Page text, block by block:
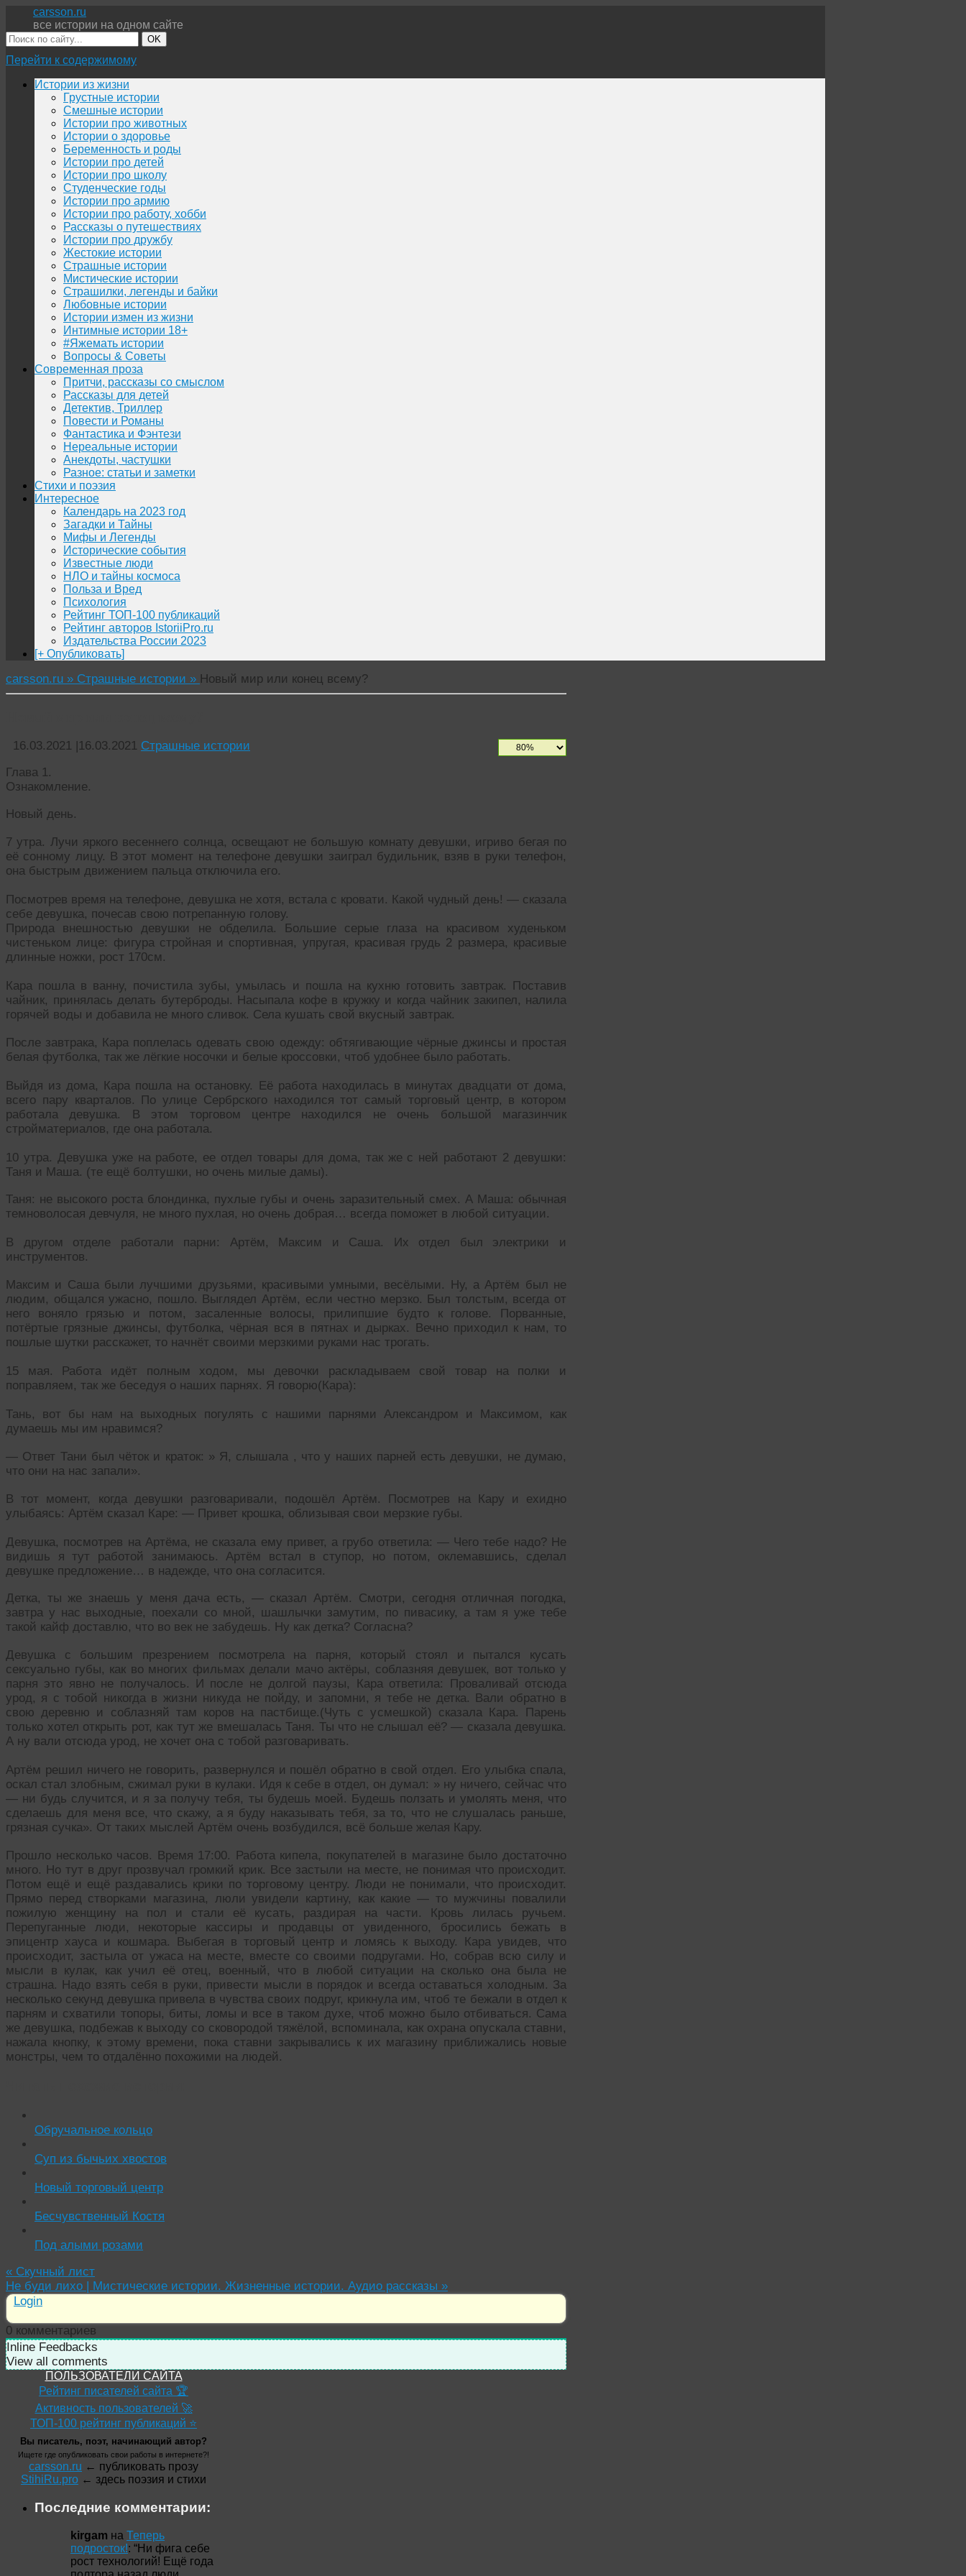
carsson.ru
все истории на одном сайте
OK
Перейти к содержимому
Истории из жизни
Грустные истории
Смешные истории
Истории про животных
Истории о здоровье
Беременность и роды
Истории про детей
Истории про школу
Студенческие годы
Истории про армию
Истории про работу, хобби
Рассказы о путешествиях
Истории про дружбу
Жестокие истории
Страшные истории
Мистические истории
Страшилки, легенды и байки
Любовные истории
Истории измен из жизни
Интимные истории 18+
#Яжемать истории
Вопросы & Советы
Современная проза
Притчи, рассказы со смыслом
Рассказы для детей
Детектив, Триллер
Повести и Романы
Фантастика и Фэнтези
Нереальные истории
Анекдоты, частушки
Разное: статьи и заметки
Стихи и поэзия
Интересное
Календарь на 2023 год
Загадки и Тайны
Мифы и Легенды
Исторические события
Известные люди
НЛО и тайны космоса
Польза и Вред
Психология
Рейтинг ТОП-100 публикаций
Рейтинг авторов IstoriiPro.ru
Издательства России 2023
[+ Опубликовать]
carsson.ru » Страшные истории » Новый мир или конец всему?
16.03.2021 |16.03.2021 Страшные истории
Глава 1.
Ознакомление.
Новый день.
7 утра. Лучи яркого весеннего солнца, освещают не большую комнату девушки, игриво бегая по
её сонному лицу. В этот момент на телефоне девушки заиграл будильник, взяв в руки телефон,
она быстрым движением пальца отключила его.
Посмотрев время на телефоне, девушка не хотя, встала с кровати. Какой чудный день! — сказала
себе девушка, почесав свою потрепанную голову.
Природа внешностью девушки не обделила. Большие серые глаза на красивом худеньком
чистеньком лице: фигура стройная и спортивная, упругая, красивая грудь 2 размера, красивые
длинные ножки, рост 170см.
Кара пошла в ванну, почистила зубы, умылась и пошла на кухню готовить завтрак. Поставив
чайник, принялась делать бутерброды. Насыпала кофе в кружку и когда чайник закипел, налила
горячей воды и добавила не много сливок. Села кушать свой вкусный завтрак.
После завтрака, Кара поплелась одевать свою одежду: обтягивающие чёрные джинсы и простая
белая футболка, так же лёгкие носочки и белые кроссовки, чтоб удобнее было работать.
Выйдя из дома, Кара пошла на остановку. Её работа находилась в минутах двадцати от дома,
всего пару кварталов. По улице Сербрского находился тот самый торговый центр, в котором
работала девушка. В этом торговом центре находился не очень большой магазинчик
стройматериалов, где она работала.
10 утра. Девушка уже на работе, ее отдел товары для дома, так же с ней работают 2 девушки:
Таня и Маша. (те ещё болтушки, но очень милые дамы).
Таня: не высокого роста блондинка, пухлые губы и очень заразительный смех. А Маша: обычная
темноволосая девчуля, не много пухлая, но очень добрая… всегда поможет в любой ситуации.
В другом отделе работали парни: Артём, Максим и Саша. Их отдел был электрики и
инструментов.
Максим и Саша были лучшими друзьями, красивыми умными, весёлыми. Ну, а Артём был не
людим, общался ужасно, пошло. Выглядел Артём, если честно мерзко. Был толстым, всегда от
него воняло грязью и потом, засаленные волосы, прилипшие будто к голове. Порванные,
потёртые грязные джинсы, футболка, чёрная вся в пятнах и дырках. Вечно приходил к нам, то
пошлые шутки расскажет, то начнёт своими мерзкими руками нас трогать.
15 мая. Работа идёт полным ходом, мы девочки раскладываем свой товар на полки и
поправляем, так же беседуя о наших парнях. Я говорю(Кара):
Тань, вот бы нам на выходных погулять с нашими парнями Александром и Максимом, как
думаешь мы им нравимся?
— Ответ Тани был чёток и краток: » Я, слышала , что у наших парней есть девушки, не думаю,
что они на нас запали».
В тот момент, когда девушки разговаривали, подошёл Артём. Посмотрев на Кару и ехидно
улыбаясь: Артём сказал Каре: — Привет крошка, облизывая свои мерзкие губы.
Девушка, посмотрев на Артёма, не сказала ему привет, а грубо ответила: — Чего тебе надо? Не
видишь я тут работой занимаюсь. Артём встал в ступор, но потом, оклемавшись, сделал
девушке предложение… в надежде, что она согласится.
Детка, ты же знаешь у меня дача есть, — сказал Артём. Смотри, сегодня отличная погодка,
завтра у нас выходные, поехали со мной, шашлычки замутим, по пивасику, а там я уже тебе
такой кайф доставлю, что во век не забудешь. Ну как детка? Согласна?
Девушка с большим презрением посмотрела на парня, который стоял и пытался кусать
сексуально губы, как во многих фильмах делали мачо актёры, соблазняя девушек, вот только у
парня это явно не получалось. И после не долгой паузы, Кара ответила: Проваливай отсюда
урод, я с тобой никогда в жизни никуда не пойду, и запомни, я тебе не детка. Вали обратно в
свою деревню и соблазняй там коров на пастбище.(Чуть с усмешкой) сказала Кара. Парень
только хотел открыть рот, как тут же вмешалась Таня. Ты что не слышал её? — сказала девушка.
А ну вали отсюда урод, не хочет она с тобой разговаривать.
Артём решил ничего не говорить, развернулся и пошёл обратно в свой отдел. Его улыбка спала,
оскал стал злобным, сжимал руки в кулаки. Идя к себе в отдел, он думал: » ну ничего, сейчас что
— ни будь случится, и я за получу тебя, ты будешь моей. Будешь ползать и умолять меня, что
сделаешь для меня все, что скажу, а я буду наказывать тебя, за то, что не слушалась раньше,
грязная сучка». От таких мыслей Артём очень возбудился, всё больше желая Кару.
Прошло несколько часов. Время 17:00. Работа кипела, покупателей в магазине было достаточно
много. Но тут в друг прозвучал громкий крик. Все застыли на месте, не понимая что происходит.
Потом ещё и ещё раздавались крики по торговому центру. Люди не понимали, что происходит.
Прямо перед створками магазина, люли увидели картину, как какие — то мужчины повалили
пожилую женщину на пол и стали её кусать, раздирая на части. Кровь лилась ручьем.
Перепуганные люди, некоторые кассиры и продавцы от увиденного, бросились бежать в
эпицентр хауса и кошмара. Выбегая в торговый центр и ломясь к выходу. Кара увидев, что
происходит, застыла от ужаса на месте, вместе со своими подругами. Но, собрав всю силу и
мысли в кулак, как учил её отец, военный, что в любой ситуации на сколько она была не
страшна. Надо взять себя в руки, привести мысли в порядок и всегда оставаться холодным. За
несколько секунд девушка привела в чувства своих подруг, крикнула им, чтоб те бежали в отдел к
парням и схватили топоры, биты, ломы и все в таком духе, чтоб можно было отбиваться. Сама
же девушка, подбежав к выходу со сковородой тяжёлой, вспоминала, как охрана опускала ставни,
нажала кнопку, к этому времени, пока ставни закрывались к их магазину приближались новые
монстры, чем то отдалённо похожими на людей.
Обручальное кольцо
Суп из бычьих хвостов
Новый торговый центр
Бесчувственный Костя
Под алыми розами
« Скучный лист
Не буди лихо | Мистические истории. Жизненные истории. Аудио рассказы »
Login
0 комментариев
Inline Feedbacks
View all comments
ПОЛЬЗОВАТЕЛИ САЙТА
Рейтинг писателей сайта 🏆
Активность пользователей 🚀
ТОП-100 рейтинг публикаций ⭐
Вы писатель, поэт, начинающий автор?
Ищете где опубликовать свои работы в интернете?!
carsson.ru ← публиковать прозу
StihiRu.pro ← здесь поэзия и стихи
Последние комментарии:
kirgam на Теперь
подросток!: “Ни фига себе
рост технологий! Ещё года